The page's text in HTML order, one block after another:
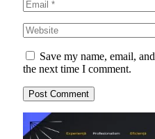
Save my name, email,
the next time I comment.